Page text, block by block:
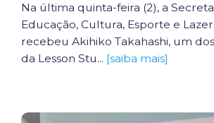
Na última quinta-feira (2), a
Educação, Cultura, Esporte e
recebeu Akihiko Takahashi, um
da Lesson Stu... [saiba mais]